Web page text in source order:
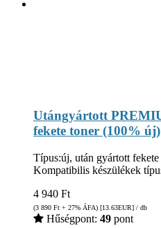
Utángyártott
fekete toner (100% új)
Típus:új, után gyártott
Kompatibilis készülékek
4 940 Ft
(3 890 Ft + 27% ÁFA) [13.63EUR] / db
Hűségpont: 49 pont